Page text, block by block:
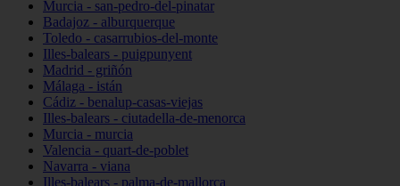
Murcia - san-pedro-del-pinatar
Badajoz - alburquerque
Toledo - casarrubios-del-monte
Illes-balears - puigpunyent
Madrid - griñón
Málaga - istán
Cádiz - benalup-casas-viejas
Illes-balears - ciutadella-de-menorca
Murcia - murcia
Valencia - quart-de-poblet
Navarra - viana
Illes-balears - palma-de-mallorca